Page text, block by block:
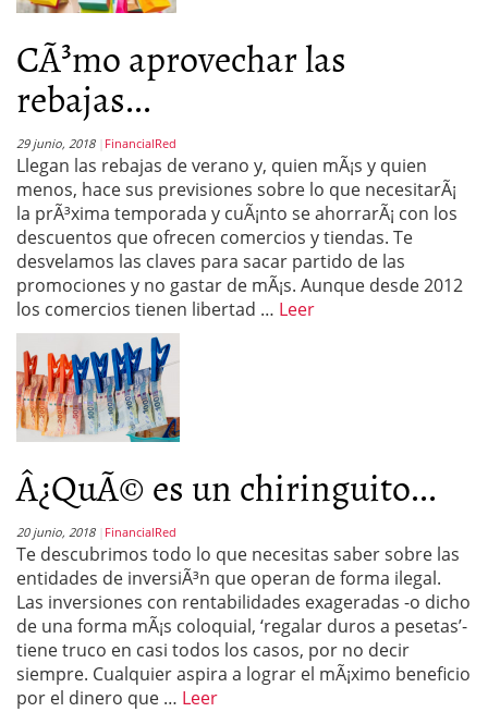
CÃ³mo aprovechar las
rebajas...
29 junio, 2018 FinancialRed
Llegan las rebajas de verano y, quien mÃ¡s y quien
menos, hace sus previsiones sobre lo que necesitarÃ¡
la prÃ³xima temporada y cuÃ¡nto se ahorrarÃ¡ con los
descuentos que ofrecen comercios y tiendas. Te
desvelamos las claves para sacar partido de las
promociones y no gastar de mÃ¡s. Aunque desde 2012
los comercios tienen libertad … Leer
Â¿QuÃ© es un chiringuito...
20 junio, 2018 FinancialRed
Te descubrimos todo lo que necesitas saber sobre las
entidades de inversiÃ³n que operan de forma ilegal.
Las inversiones con rentabilidades exageradas -o dicho
de una forma mÃ¡s coloquial, ‘regalar duros a pesetas’-
tiene truco en casi todos los casos, por no decir
siempre. Cualquier aspira a lograr el mÃ¡ximo beneficio
por el dinero que … Leer